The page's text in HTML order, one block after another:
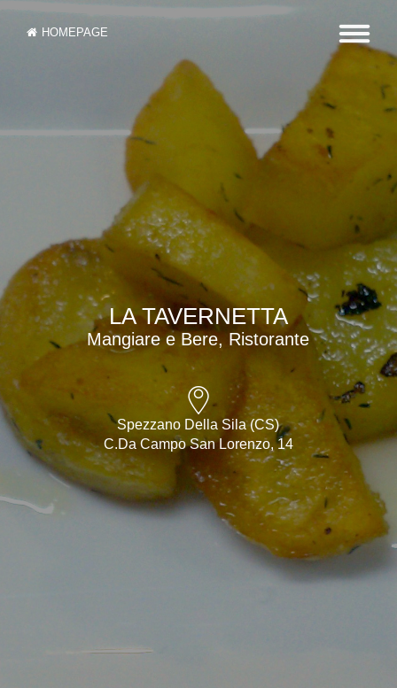
HOMEPAGE
LA TAVERNETTA
Mangiare e Bere, Ristorante
Spezzano Della Sila (CS)
C.da Campo San Lorenzo, 14